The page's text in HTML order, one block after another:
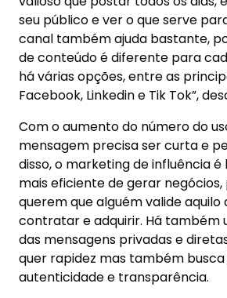
seu público e ver o que serve
canal também ajuda bastante,
de conteúdo é diferente para
há várias opções, entre as
Facebook, Linkedin e Tik Tok”,
Com o aumento do número do
mensagem precisa ser curta e
disso, o marketing de influência
mais eficiente de gerar negócios,
querem que alguém valide aquilo
contratar e adquirir. Há também
das mensagens privadas e
quer rapidez mas também
autenticidade e transparência.